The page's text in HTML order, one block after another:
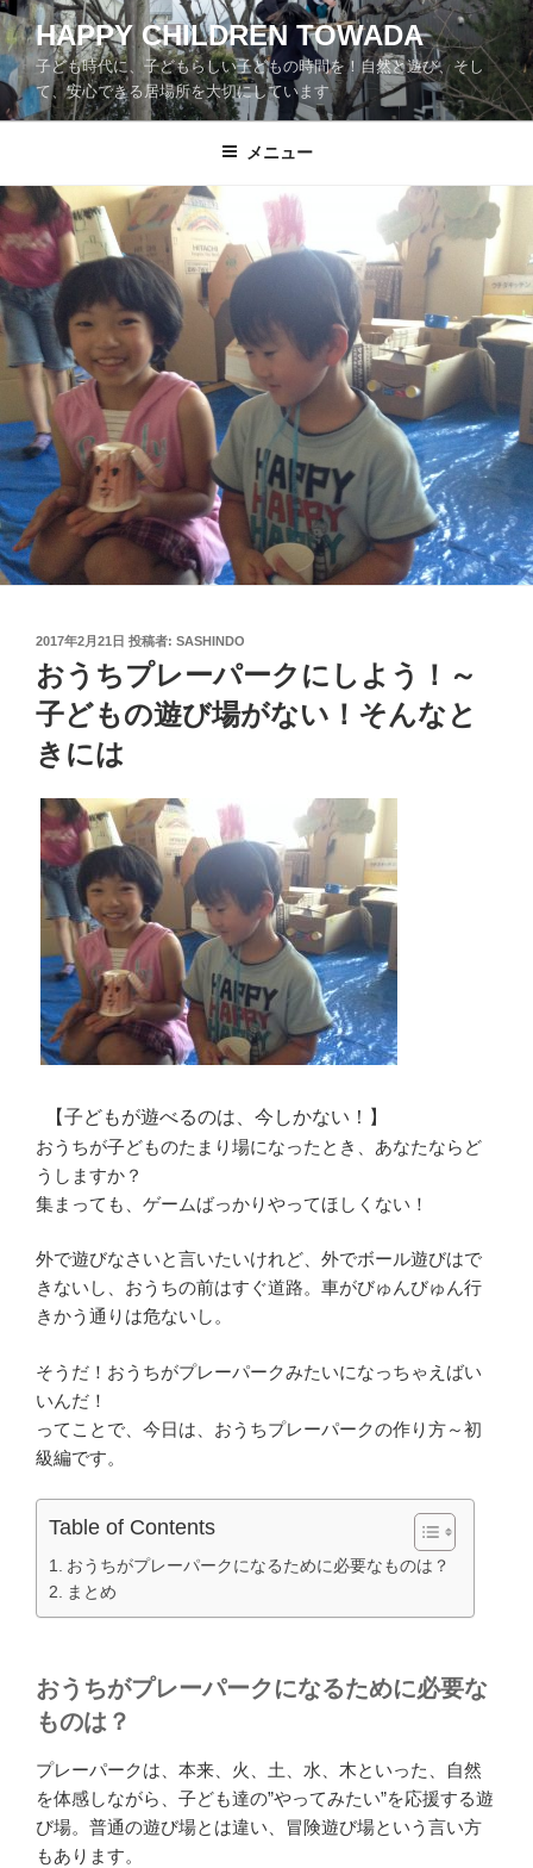
コ
ン
テ
ン
ツ
ス
キ
ッ
プ
HAPPY CHILDREN TOWADA
子ども時代に、子どもらしい子どもの時間を！自然と遊び、そし
て、安心できる居場所を大切にしています
メニュー
投
稿
日:
2017年2月21日 投稿者: SASHINDO
おうちプレーパークにしよう！～
子どもの遊び場がない！そんなと
きには
【子どもが遊べるのは、今しかない！】
おうちが子どものたまり場になったとき、あなたならど
うしますか？
集まっても、ゲームばっかりやってほしくない！
外で遊びなさいと言いたいけれど、外でボール遊びはで
きないし、おうちの前はすぐ道路。車がびゅんびゅん行
きかう通りは危ないし。
そうだ！おうちがプレーパークみたいになっちゃえばい
いんだ！
ってことで、今日は、おうちプレーパークの作り方～初
級編です。
Table of Contents
おうちがプレーパークになるために必要なものは？
まとめ
おうちがプレーパークになるために必要な
ものは？
プレーパークは、本来、火、土、水、木といった、自然
を体感しながら、子ども達の”やってみたい”を応援する遊
び場。普通の遊び場とは違い、冒険遊び場という言い方
もあります。